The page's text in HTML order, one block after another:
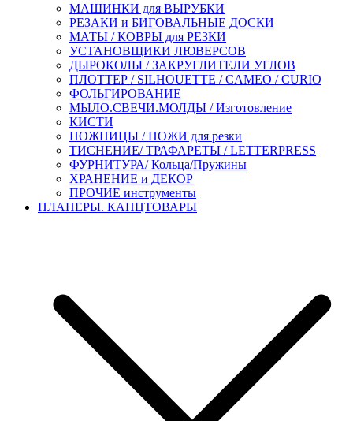
МАШИНКИ для ВЫРУБКИ
РЕЗАКИ и БИГОВАЛЬНЫЕ ДОСКИ
МАТЫ / КОВРЫ для РЕЗКИ
УСТАНОВЩИКИ ЛЮВЕРСОВ
ДЫРОКОЛЫ / ЗАКРУГЛИТЕЛИ УГЛОВ
ПЛОТТЕР / SILHOUETTE / CAMEO / CURIO
ФОЛЬГИРОВАНИЕ
МЫЛО.СВЕЧИ.МОЛДЫ / Изготовление
КИСТИ
НОЖНИЦЫ / НОЖИ для резки
ТИСНЕНИЕ/ ТРАФАРЕТЫ / LETTERPRESS
ФУРНИТУРА/ Кольца/Пружины
ХРАНЕНИЕ и ДЕКОР
ПРОЧИЕ инструменты
ПЛАНЕРЫ. КАНЦТОВАРЫ